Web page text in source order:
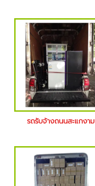
รถรับจ้างถนนสะแกงาม